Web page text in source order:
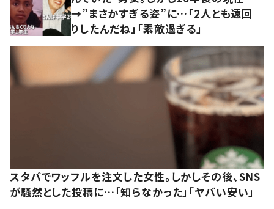
→”まさかすぎる姿”に…「2人とも遠回
りしたんだね」「素敵過ぎる」
スタバでワッフルを注文した女性。しかしその後、SNS
が騒然とした投稿に…「知らなかった」「ヤバい安い」